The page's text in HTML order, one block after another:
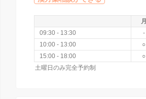
月
09:30 - 13:30
-
10:00 - 13:00
○
15:00 - 18:00
○
土曜日のみ完全予約制